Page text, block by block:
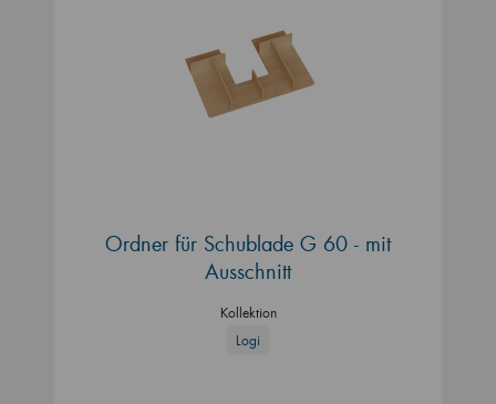
Ordner für Schublade G 60 - mit
Ausschnitt
Kollektion
Logi